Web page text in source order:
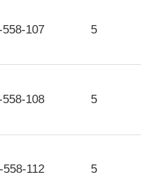
107 5
108 5
112 5